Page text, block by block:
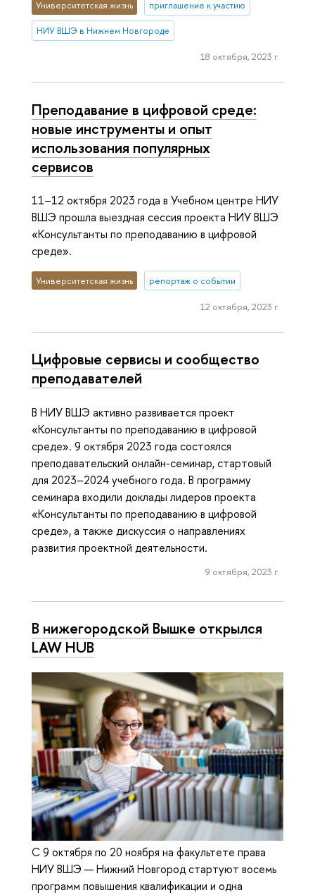
Университетская жизнь приглашение к участию
НИУ ВШЭ в Нижнем Новгороде
18 октября, 2023 г.
Преподавание в цифровой среде:
новые инструменты и опыт
использования популярных
сервисов
11–12 октября 2023 года в Учебном центре НИУ
ВШЭ прошла выездная сессия проекта НИУ ВШЭ
«Консультанты по преподаванию в цифровой
среде».
Университетская жизнь репортаж о событии
12 октября, 2023 г.
Цифровые сервисы и сообщество
преподавателей
В НИУ ВШЭ активно развивается проект
«Консультанты по преподаванию в цифровой
среде». 9 октября 2023 года состоялся
преподавательский онлайн-семинар, стартовый
для 2023–2024 учебного года. В программу
семинара входили доклады лидеров проекта
«Консультанты по преподаванию в цифровой
среде», а также дискуссия о направлениях
развития проектной деятельности.
9 октября, 2023 г.
В нижегородской Вышке открылся
LAW HUB
С 9 октября по 20 ноября на факультете права
НИУ ВШЭ — Нижний Новгород стартуют восемь
программ повышения квалификации и одна